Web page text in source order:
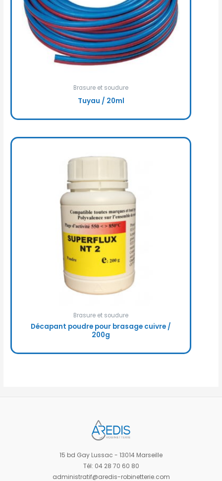
Brasure et soudure
Tuyau / 20ml
Brasure et soudure
Décapant poudre pour brasage cuivre /
200g
15 bd Gay Lussac - 13014 Marseille
Tél: 04 28 70 60 80
administratif@aredis-robinetterie.com